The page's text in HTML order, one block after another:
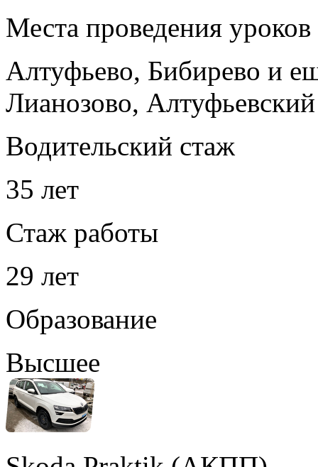
Места проведения уроков
Алтуфьево, Бибирево и
Лианозово, Алтуфьевский
Водительский стаж
35 лет
Стаж работы
29 лет
Образование
Высшее